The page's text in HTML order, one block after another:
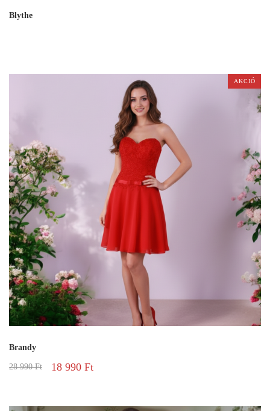
Blythe
AKCIÓ
Brandy
28 990Ft 18 990 Ft